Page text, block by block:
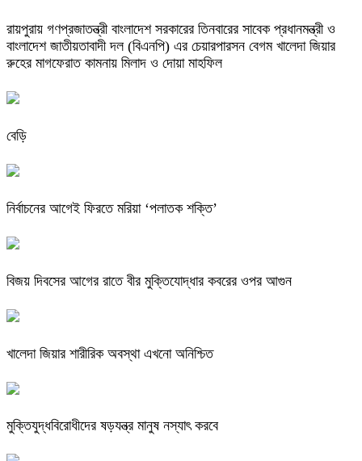
রায়পুরায় গণপ্রজাতন্ত্রী বাংলাদেশ সরকারের তিনবারের সাবেক প্রধানমন্ত্রী ও
বাংলাদেশ জাতীয়তাবাদী দল (বিএনপি) এর চেয়ারপারসন বেগম খালেদা জিয়ার
রুহের মাগফেরাত কামনায় মিলাদ ও দোয়া মাহফিল
বেড়ি
নির্বাচনের আগেই ফিরতে মরিয়া ‘পলাতক শক্তি’
বিজয় দিবসের আগের রাতে বীর মুক্তিযোদ্ধার কবরের ওপর আগুন
খালেদা জিয়ার শারীরিক অবস্থা এখনো অনিশ্চিত
মুক্তিযুদ্ধবিরোধীদের ষড়যন্ত্র মানুষ নস্যাৎ করবে